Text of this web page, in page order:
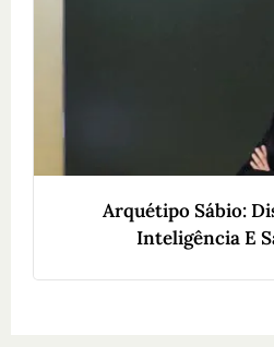
Arquétipo Sábio:
Inteligência E